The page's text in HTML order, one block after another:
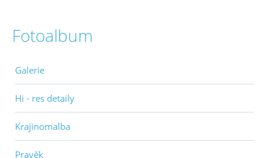
Fotoalbum
Galerie
Hi - res detaily
Krajinomalba
Pravěk